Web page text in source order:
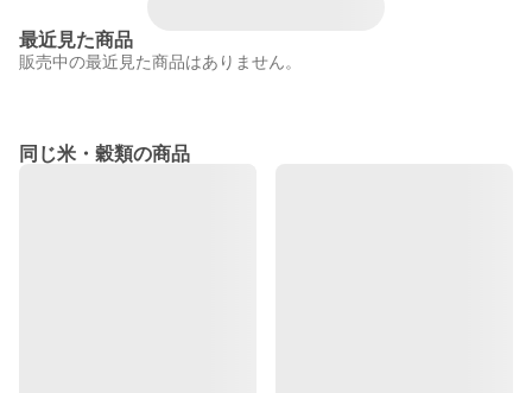
最近見た商品
販売中の最近見た商品はありません。
同じ米・穀類の商品